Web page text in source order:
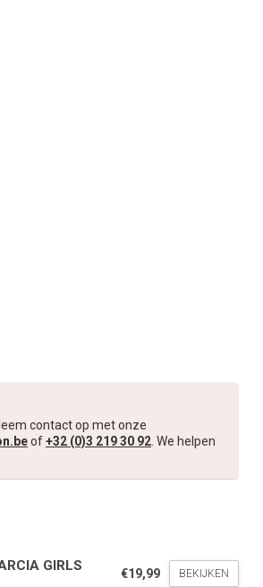
contact op met onze
of+32 (0)3 219 30 92 . We helpen
GIRLS
€19,99 BEKIJKEN